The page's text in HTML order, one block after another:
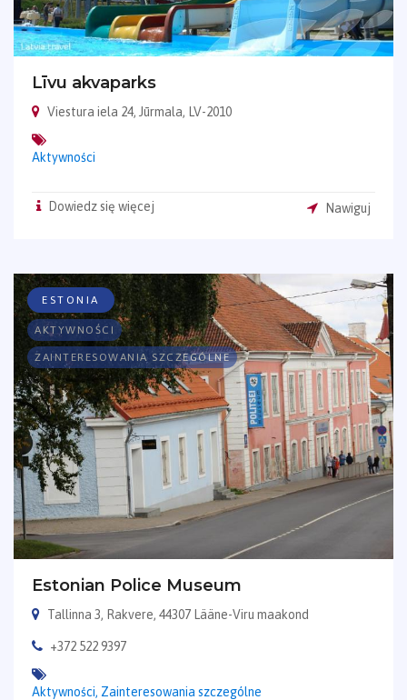
Līvu akvaparks
Viestura iela 24, Jūrmala, LV-2010
Aktywności
Dowiedz się więcej Nawiguj
ESTONIA
AKTYWNOŚCI
ZAINTERESOWANIA SZCZEGÓLNE
Estonian Police Museum
Tallinna 3, Rakvere, 44307 Lääne-Viru maakond
+372 522 9397
Aktywności, Zainteresowania szczególne